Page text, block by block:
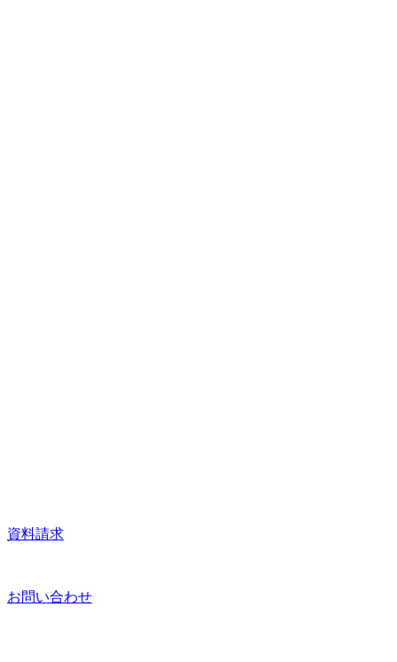
資料請求
お問い合わせ